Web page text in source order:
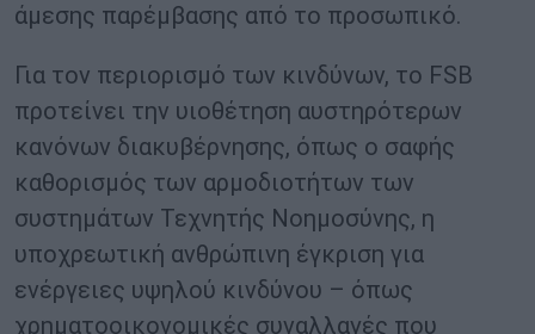
άμεσης παρέμβασης από το προσωπικό.
Για τον περιορισμό των κινδύνων, το FSB
προτείνει την υιοθέτηση αυστηρότερων
κανόνων διακυβέρνησης, όπως ο σαφής
καθορισμός των αρμοδιοτήτων των
συστημάτων Τεχνητής Νοημοσύνης, η
υποχρεωτική ανθρώπινη έγκριση για
ενέργειες υψηλού κινδύνου – όπως
χρηματοοικονομικές συναλλαγές που